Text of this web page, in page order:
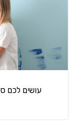
עושים לכם